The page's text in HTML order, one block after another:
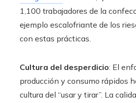
1,100 trabajadores de la
ejemplo escalofriante de los
con estas prácticas.
Cultura del desperdicio: El
producción y consumo rápidos
cultura del “usar y tirar”. La